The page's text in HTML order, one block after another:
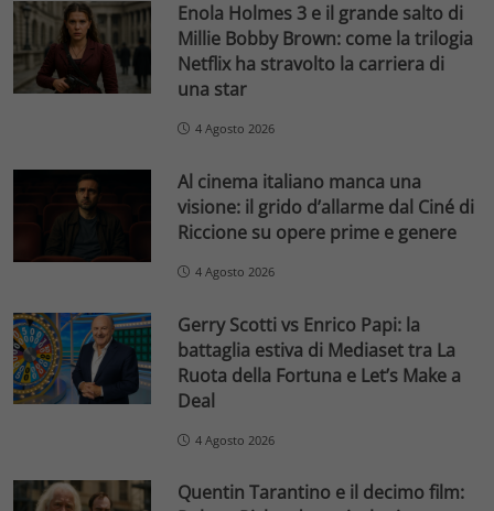
Enola Holmes 3 e il grande salto di
Millie Bobby Brown: come la trilogia
Netflix ha stravolto la carriera di
una star
4 Agosto 2026
Al cinema italiano manca una
visione: il grido d’allarme dal Ciné di
Riccione su opere prime e genere
4 Agosto 2026
Gerry Scotti vs Enrico Papi: la
battaglia estiva di Mediaset tra La
Ruota della Fortuna e Let’s Make a
Deal
4 Agosto 2026
Quentin Tarantino e il decimo film: